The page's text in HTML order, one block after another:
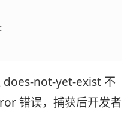
does-not-yet-exist 不
错误，捕获后开发者